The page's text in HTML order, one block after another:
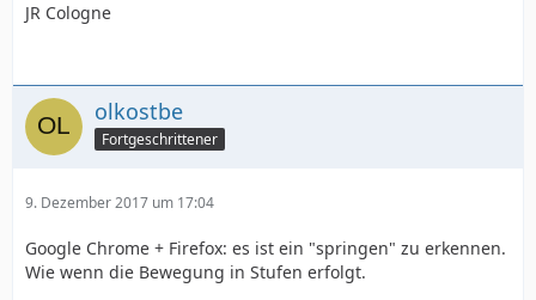
JR Cologne
olkostbe
Fortgeschrittener
9. Dezember 2017 um 17:04
Google Chrome + Firefox: es ist ein "springen" zu erkennen.
Wie wenn die Bewegung in Stufen erfolgt.